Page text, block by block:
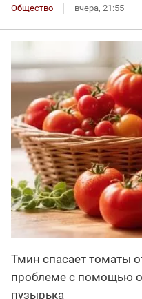
Общество вчера, 21:55
Тмин спасает томаты
проблеме с помощью
пузырька